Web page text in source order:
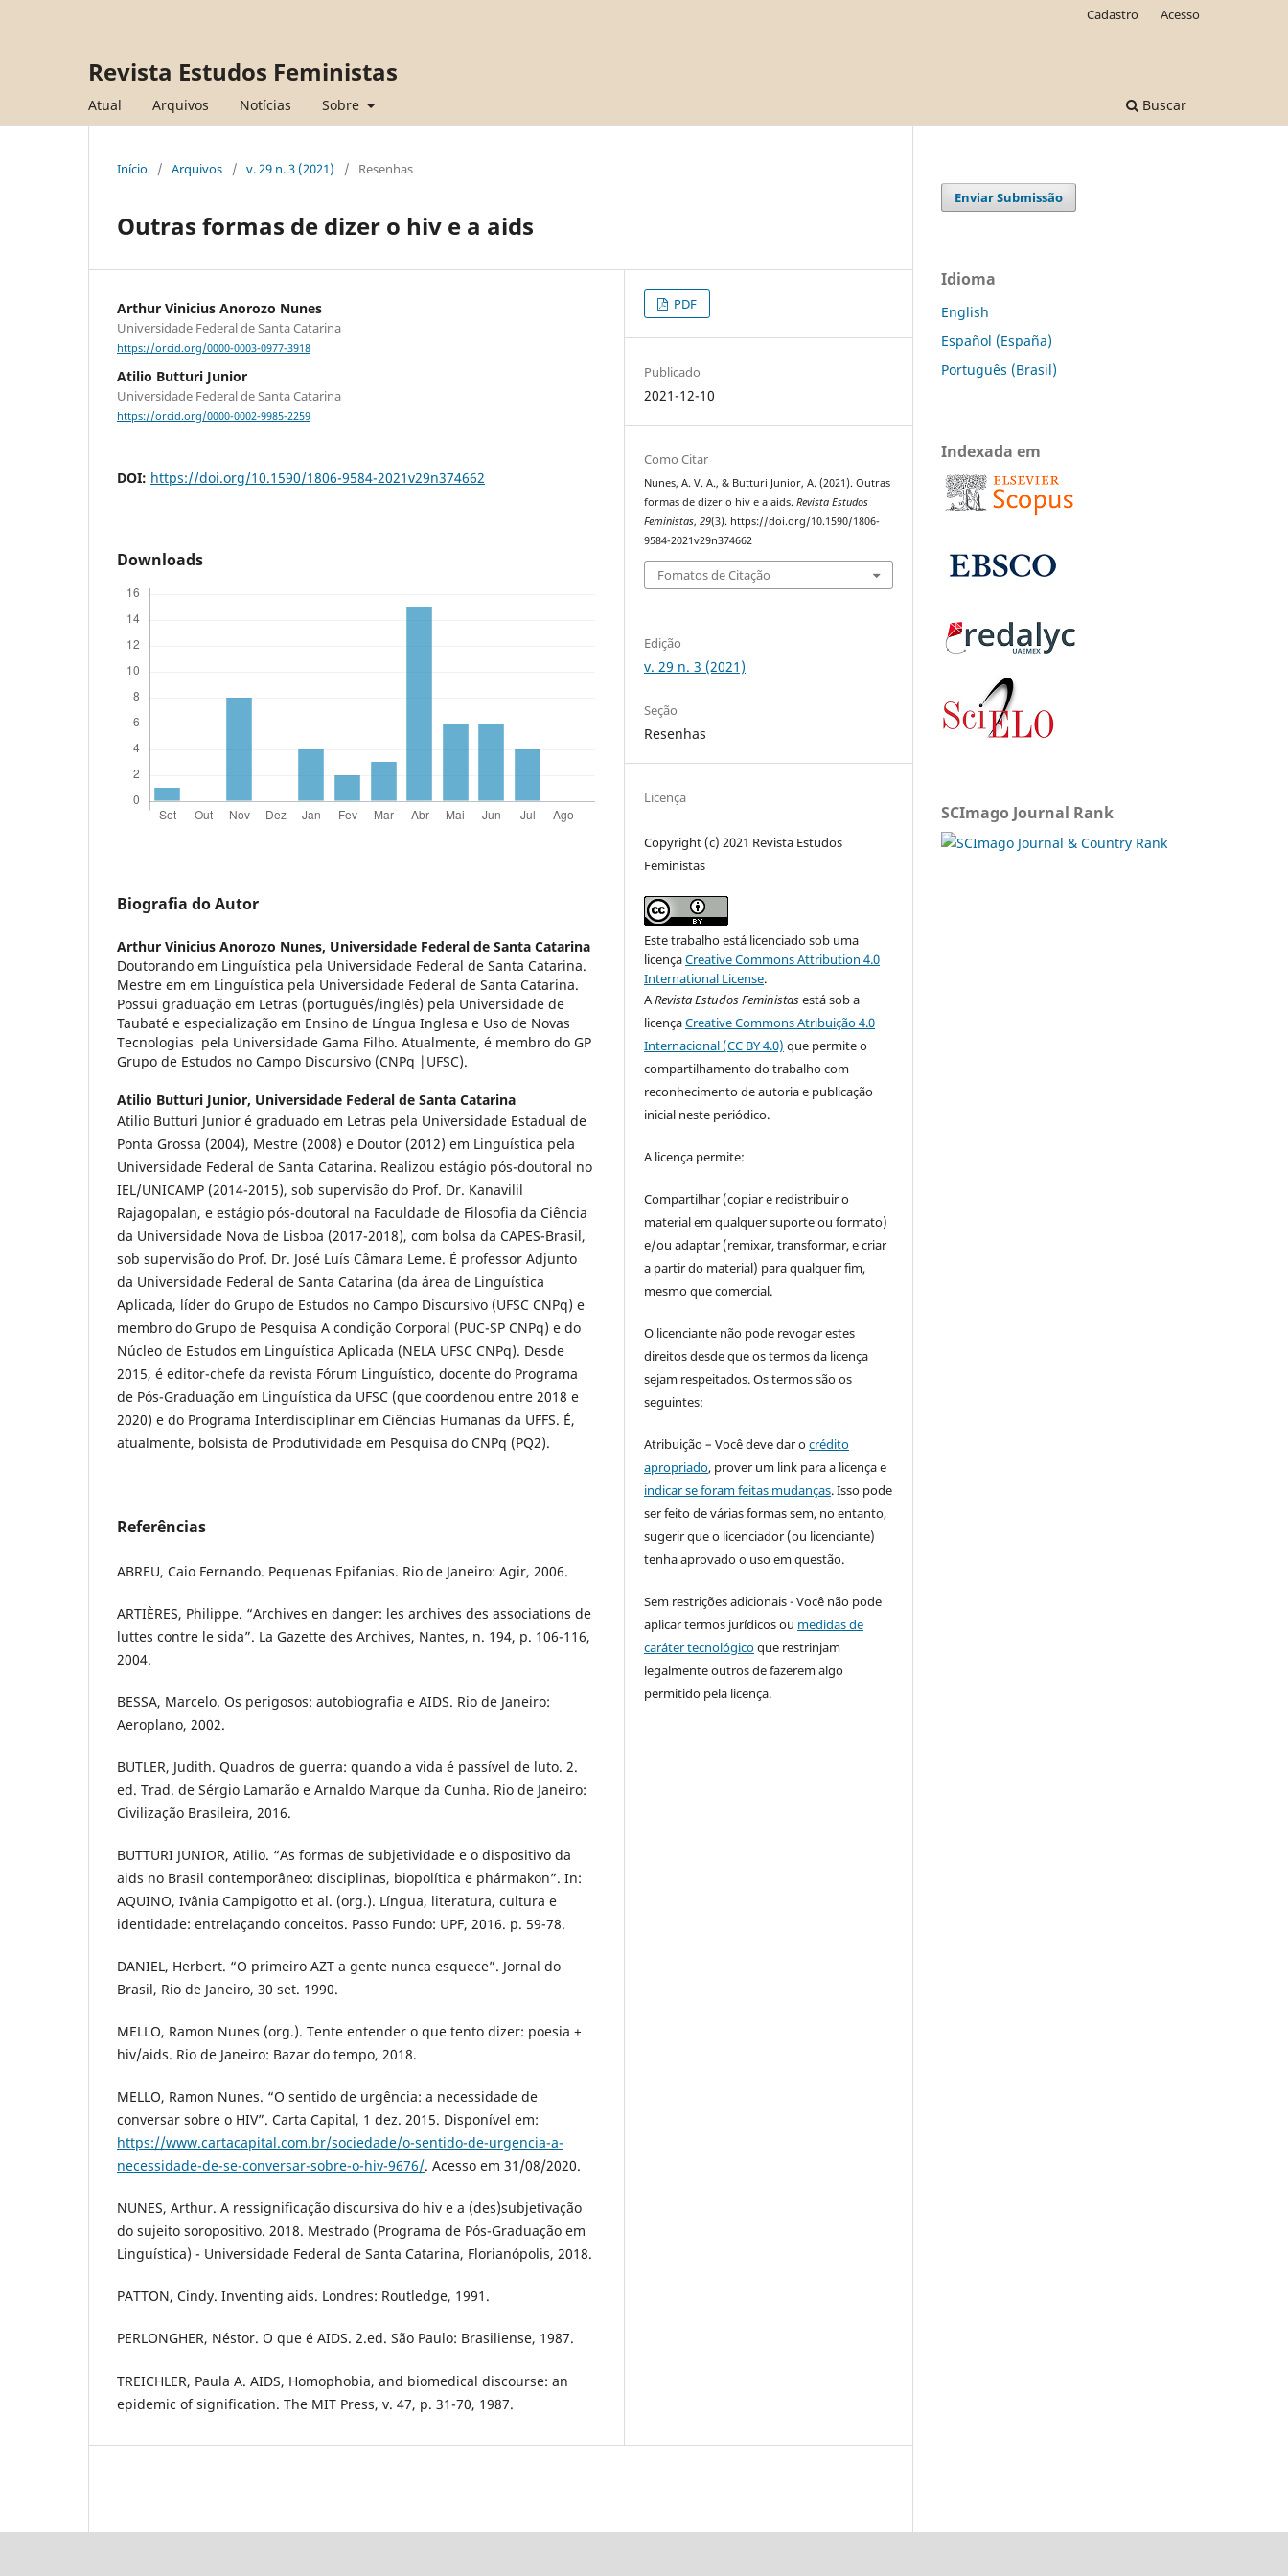
Revista Estudos Feministas
Atual Arquivos Notícias Sobre Buscar
Cadastro Acesso
Início / Arquivos / v. 29 n. 3 (2021) / Resenhas
Outras formas de dizer o hiv e a aids
Arthur Vinicius Anorozo Nunes
Universidade Federal de Santa Catarina
https://orcid.org/0000-0003-0977-3918
Atilio Butturi Junior
Universidade Federal de Santa Catarina
https://orcid.org/0000-0002-9985-2259
DOI: https://doi.org/10.1590/1806-9584-2021v29n374662
Downloads
Biografia do Autor
Arthur Vinicius Anorozo Nunes, Universidade Federal de Santa Catarina
Doutorando em Linguística pela Universidade Federal de Santa Catarina.
Mestre em em Linguística pela Universidade Federal de Santa Catarina.
Possui graduação em Letras (português/inglês) pela Universidade de
Taubaté e especialização em Ensino de Língua Inglesa e Uso de Novas
Tecnologias pela Universidade Gama Filho. Atualmente, é membro do GP
Grupo de Estudos no Campo Discursivo (CNPq |UFSC).
Atilio Butturi Junior, Universidade Federal de Santa Catarina
Atilio Butturi Junior é graduado em Letras pela Universidade Estadual de
Ponta Grossa (2004), Mestre (2008) e Doutor (2012) em Linguística pela
Universidade Federal de Santa Catarina. Realizou estágio pós-doutoral no
IEL/UNICAMP (2014-2015), sob supervisão do Prof. Dr. Kanavilil
Rajagopalan, e estágio pós-doutoral na Faculdade de Filosofia da Ciência
da Universidade Nova de Lisboa (2017-2018), com bolsa da CAPES-Brasil,
sob supervisão do Prof. Dr. José Luís Câmara Leme. É professor Adjunto
da Universidade Federal de Santa Catarina (da área de Linguística
Aplicada, líder do Grupo de Estudos no Campo Discursivo (UFSC CNPq) e
membro do Grupo de Pesquisa A condição Corporal (PUC-SP CNPq) e do
Núcleo de Estudos em Linguística Aplicada (NELA UFSC CNPq). Desde
2015, é editor-chefe da revista Fórum Linguístico, docente do Programa
de Pós-Graduação em Linguística da UFSC (que coordenou entre 2018 e
2020) e do Programa Interdisciplinar em Ciências Humanas da UFFS. É,
atualmente, bolsista de Produtividade em Pesquisa do CNPq (PQ2).
Referências
ABREU, Caio Fernando. Pequenas Epifanias. Rio de Janeiro: Agir, 2006.
ARTIÈRES, Philippe. “Archives en danger: les archives des associations de
luttes contre le sida”. La Gazette des Archives, Nantes, n. 194, p. 106-116,
2004.
BESSA, Marcelo. Os perigosos: autobiografia e AIDS. Rio de Janeiro:
Aeroplano, 2002.
BUTLER, Judith. Quadros de guerra: quando a vida é passível de luto. 2.
ed. Trad. de Sérgio Lamarão e Arnaldo Marque da Cunha. Rio de Janeiro:
Civilização Brasileira, 2016.
BUTTURI JUNIOR, Atilio. “As formas de subjetividade e o dispositivo da
aids no Brasil contemporâneo: disciplinas, biopolítica e phármakon”. In:
AQUINO, Ivânia Campigotto et al. (org.). Língua, literatura, cultura e
identidade: entrelaçando conceitos. Passo Fundo: UPF, 2016. p. 59-78.
DANIEL, Herbert. “O primeiro AZT a gente nunca esquece”. Jornal do
Brasil, Rio de Janeiro, 30 set. 1990.
MELLO, Ramon Nunes (org.). Tente entender o que tento dizer: poesia +
hiv/aids. Rio de Janeiro: Bazar do tempo, 2018.
MELLO, Ramon Nunes. “O sentido de urgência: a necessidade de
conversar sobre o HIV”. Carta Capital, 1 dez. 2015. Disponível em:
https://www.cartacapital.com.br/sociedade/o-sentido-de-urgencia-a-
necessidade-de-se-conversar-sobre-o-hiv-9676/. Acesso em 31/08/2020.
NUNES, Arthur. A ressignificação discursiva do hiv e a (des)subjetivação
do sujeito soropositivo. 2018. Mestrado (Programa de Pós-Graduação em
Linguística) - Universidade Federal de Santa Catarina, Florianópolis, 2018.
PATTON, Cindy. Inventing aids. Londres: Routledge, 1991.
PERLONGHER, Néstor. O que é AIDS. 2.ed. São Paulo: Brasiliense, 1987.
TREICHLER, Paula A. AIDS, Homophobia, and biomedical discourse: an
epidemic of signification. The MIT Press, v. 47, p. 31-70, 1987.
PDF
Publicado
2021-12-10
Como Citar
Nunes, A. V. A., & Butturi Junior, A. (2021). Outras
formas de dizer o hiv e a aids.Revista Estudos
Feministas,29(3). https://doi.org/10.1590/1806-
9584-2021v29n374662
Fomatos de Citação
Edição
v. 29 n. 3 (2021)
Seção
Resenhas
Licença
Copyright (c) 2021 Revista Estudos
Feministas
Este trabalho está licenciado sob uma
licençaCreative Commons Attribution 4.0
International License.
ARevista Estudos Feministasestá sob a
licençaCreative Commons Atribuição 4.0
Internacional (CC BY 4.0) que permite o
compartilhamento do trabalho com
reconhecimento de autoria e publicação
inicial neste periódico.
A licença permite:
Compartilhar (copiar e redistribuir o
material em qualquer suporte ou formato)
e/ou adaptar (remixar, transformar, e criar
a partir do material) para qualquer fim,
mesmo que comercial.
O licenciante não pode revogar estes
direitos desde que os termos da licença
sejam respeitados. Os termos são os
seguintes:
Atribuição – Você deve dar ocrédito
apropriado, prover um link para a licença e
indicar se foram feitas mudanças. Isso pode
ser feito de várias formas sem, no entanto,
sugerir que o licenciador (ou licenciante)
tenha aprovado o uso em questão.
Sem restrições adicionais - Você não pode
aplicar termos jurídicos ou medidas de
caráter tecnológicoque restrinjam
legalmente outros de fazerem algo
permitido pela licença.
Enviar Submissão
Idioma
English
Español (España)
Português (Brasil)
Indexada em
SCImago Journal Rank